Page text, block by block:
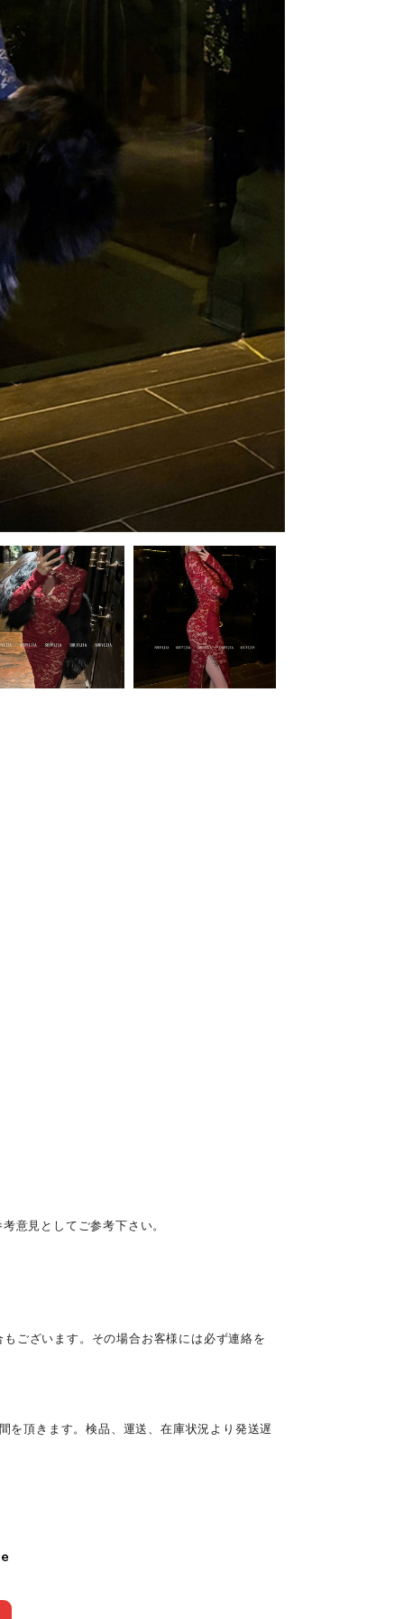
意見としてご参考下さい。
ございます。その場合お客様には必ず連絡を
を頂きます。検品、運送、在庫状況より発送遅